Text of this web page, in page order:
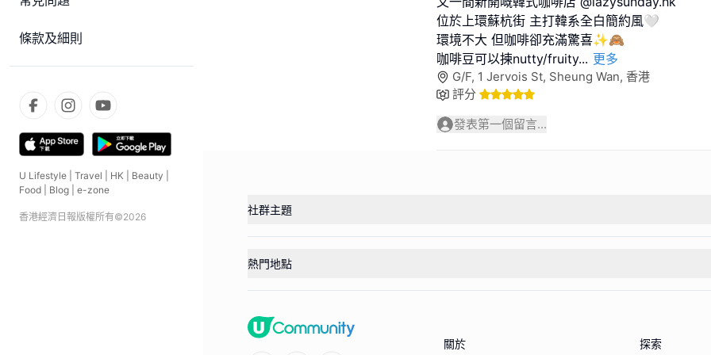
條款及細則
U Lifestyle Travel HK Beauty
Food
Blog e-zone
香港經濟日報版權所有©2026
位於上環蘇杭街 主打韓系全白簡約風🤍
環境不大 但咖啡卻充滿驚喜✨🙈
咖啡豆可以揀nutty/fruity... 更多
G/F, 1 Jervois St, Sheung Wan, 香港
評分
發表第一個留言...
社群主題
熱門地點
關於 探索